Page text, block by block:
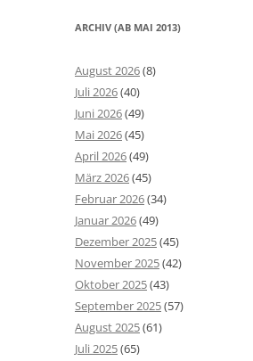
ARCHIV (AB MAI 2013)
August 2026(8)
Juli 2026(40)
Juni 2026(49)
Mai 2026(45)
April 2026(49)
März 2026(45)
Februar 2026(34)
Januar 2026(49)
Dezember 2025(45)
November 2025(42)
Oktober 2025(43)
September 2025(57)
August 2025(61)
Juli 2025(65)